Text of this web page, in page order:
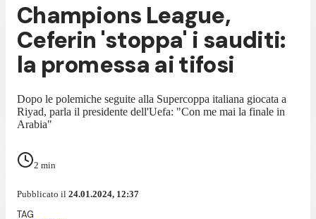
Champions League,
Ceferin 'stoppa' i sauditi:
la promessa ai tifosi
Dopo le polemiche seguite alla Supercoppa italiana giocata a
Riyad, parla il presidente dell'Uefa: "Con me mai la finale in
Arabia"
2 min
Pubblicato il 24.01.2024, 12:37